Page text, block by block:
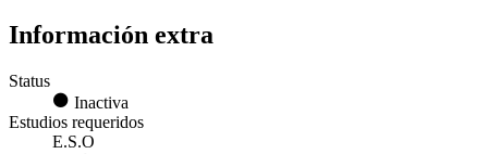
Información extra
Status
Inactiva
Estudios requeridos
E.S.O